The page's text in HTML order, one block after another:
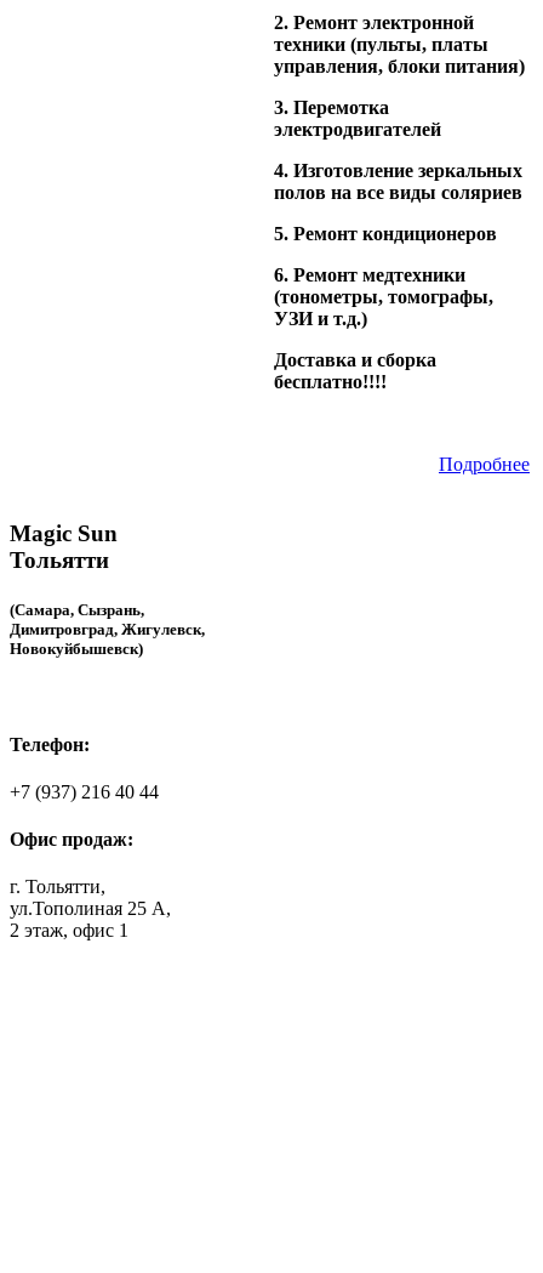
2. Ремонт электронной
техники (пульты, платы
управления, блоки питания)
3. Перемотка
электродвигателей
4. Изготовление зеркальных
полов на все виды соляриев
5. Ремонт кондиционеров
6. Ремонт медтехники
(тонометры, томографы,
УЗИ и т.д.)
Доставка и сборка
бесплатно!!!!
Подробнее
Magic Sun
Тольятти
(Самара, Сызрань,
Димитровград, Жигулевск,
Новокуйбышевск)
Телефон:
+7 (937) 216 40 44
Офис продаж:
г. Тольятти,
ул.Тополиная 25 А,
2 этаж, офис 1